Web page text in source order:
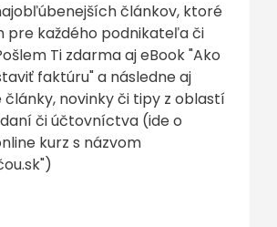
článkov, ktoré
pre každého podnikateľa či
Ti zdarma aj eBook "Ako
faktúru" a následne aj
novinky či tipy z oblastí
či účtovníctva (ide o
kurz s názvom